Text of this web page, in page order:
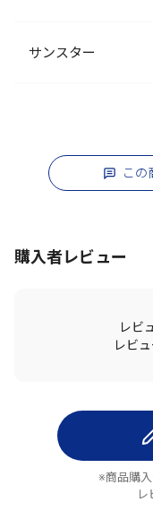
サンスター
この
購入者レビュー
レビ
レビ
※商品購
レ